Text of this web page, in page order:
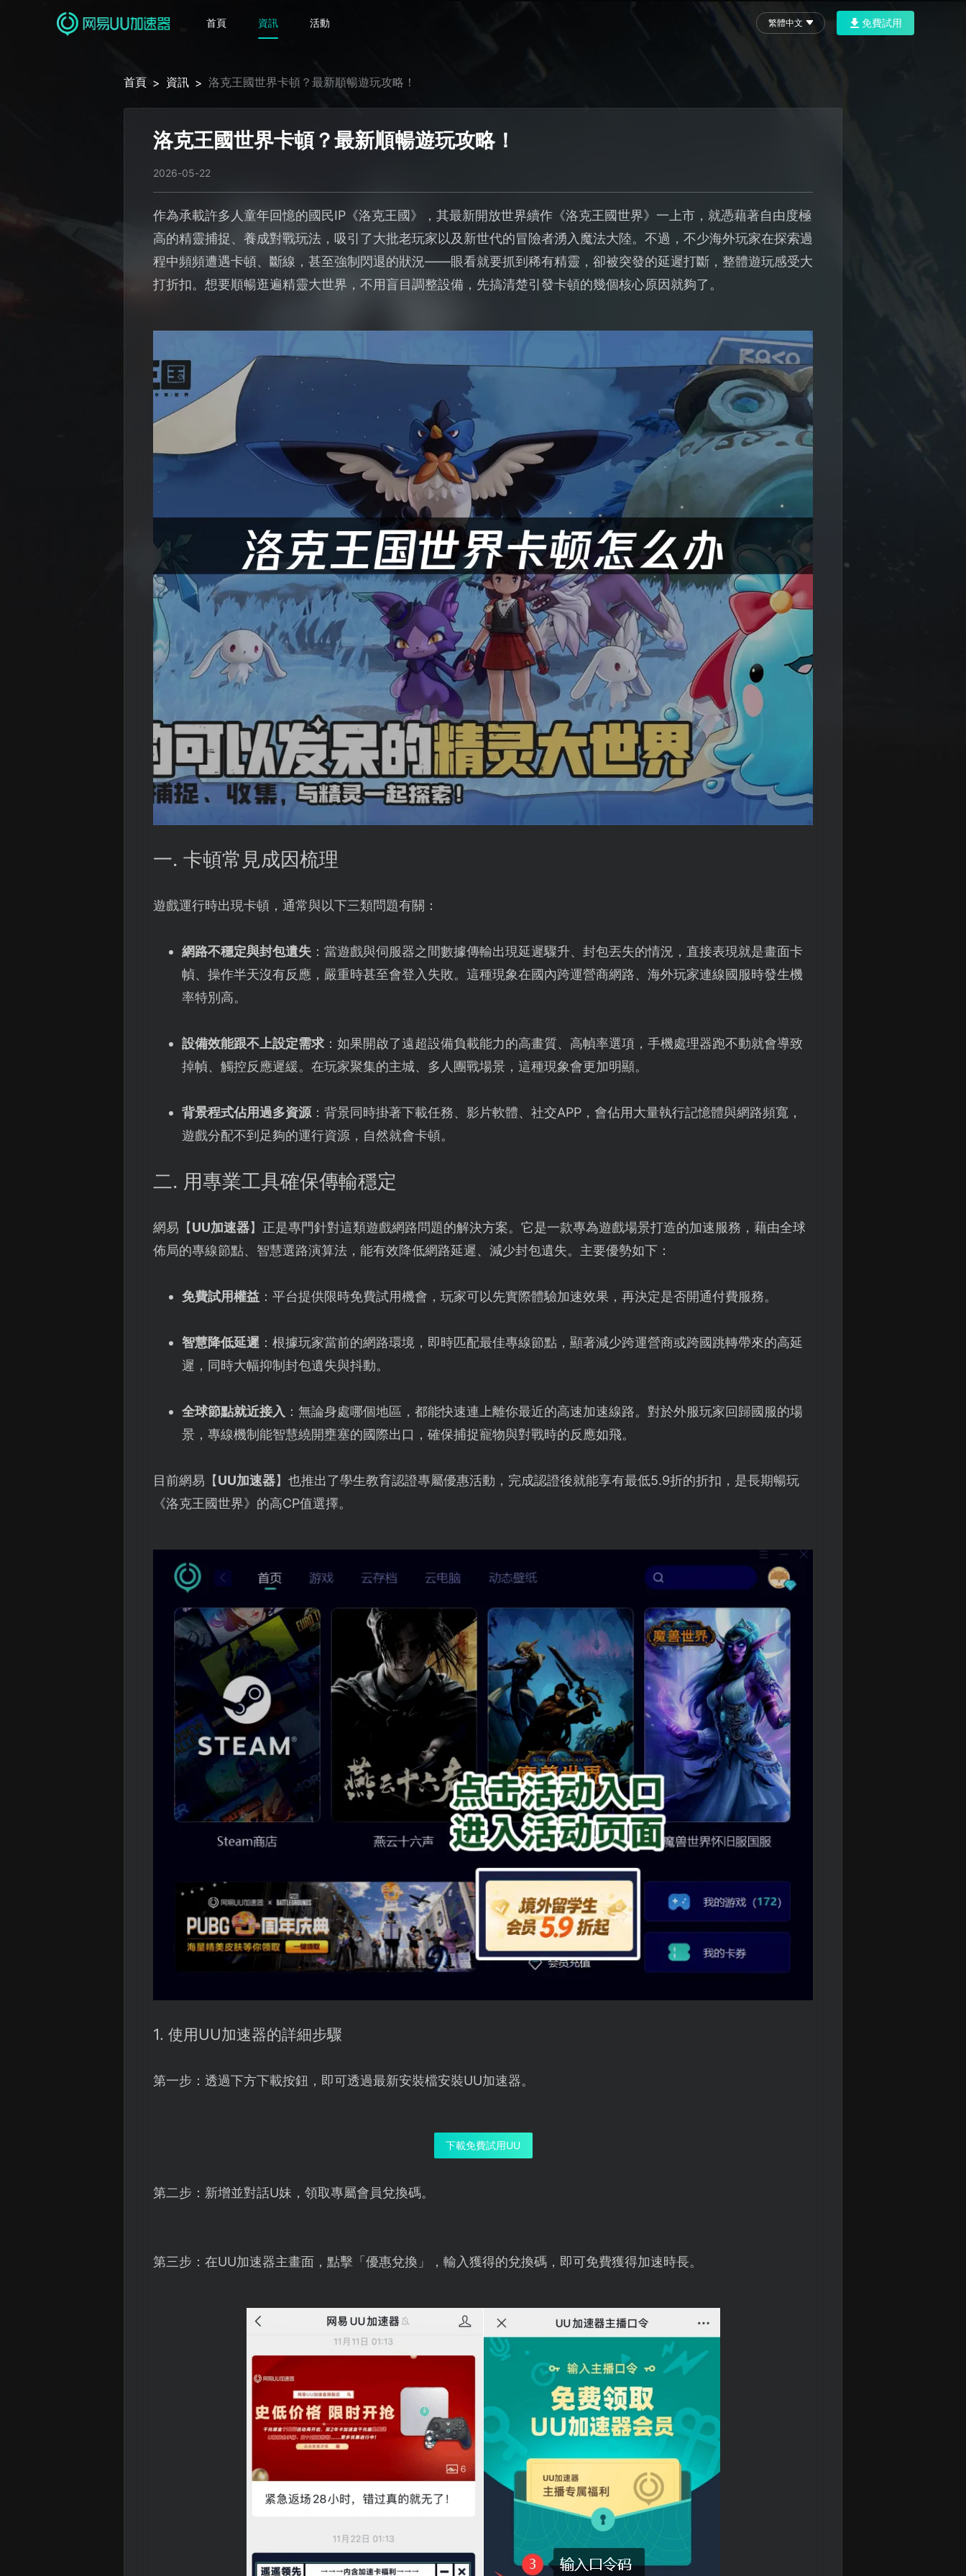
首頁 資訊 活動 繁體中文 免費試用
首頁 > 資訊 > 洛克王國世界卡頓？最新順暢遊玩攻略！
洛克王國世界卡頓？最新順暢遊玩攻略！
2026-05-22
作為承載許多人童年回憶的國民IP《洛克王國》，其最新開放世界續作《洛克王國世界》一上市，就憑藉著自由度極
高的精靈捕捉、養成對戰玩法，吸引了大批老玩家以及新世代的冒險者湧入魔法大陸。不過，不少海外玩家在探索過
程中頻頻遭遇卡頓、斷線，甚至強制閃退的狀況——眼看就要抓到稀有精靈，卻被突發的延遲打斷，整體遊玩感受大
打折扣。想要順暢逛遍精靈大世界，不用盲目調整設備，先搞清楚引發卡頓的幾個核心原因就夠了。
一. 卡頓常見成因梳理
遊戲運行時出現卡頓，通常與以下三類問題有關：
網路不穩定與封包遺失：當遊戲與伺服器之間數據傳輸出現延遲驟升、封包丟失的情況，直接表現就是畫面卡
幀、操作半天沒有反應，嚴重時甚至會登入失敗。這種現象在國內跨運營商網路、海外玩家連線國服時發生機
率特別高。
設備效能跟不上設定需求：如果開啟了遠超設備負載能力的高畫質、高幀率選項，手機處理器跑不動就會導致
掉幀、觸控反應遲緩。在玩家聚集的主城、多人團戰場景，這種現象會更加明顯。
背景程式佔用過多資源：背景同時掛著下載任務、影片軟體、社交APP，會佔用大量執行記憶體與網路頻寬，
遊戲分配不到足夠的運行資源，自然就會卡頓。
二. 用專業工具確保傳輸穩定
網易【UU加速器】正是專門針對這類遊戲網路問題的解決方案。它是一款專為遊戲場景打造的加速服務，藉由全球
佈局的專線節點、智慧選路演算法，能有效降低網路延遲、減少封包遺失。主要優勢如下：
免費試用權益：平台提供限時免費試用機會，玩家可以先實際體驗加速效果，再決定是否開通付費服務。
智慧降低延遲：根據玩家當前的網路環境，即時匹配最佳專線節點，顯著減少跨運營商或跨國跳轉帶來的高延
遲，同時大幅抑制封包遺失與抖動。
全球節點就近接入 ：無論身處哪個地區，都能快速連上離你最近的高速加速線路。對於外服玩家回歸國服的場
景，專線機制能智慧繞開壅塞的國際出口，確保捕捉寵物與對戰時的反應如飛。
目前網易【UU加速器】也推出了學生教育認證專屬優惠活動，完成認證後就能享有最低5.9折的折扣，是長期暢玩
《洛克王國世界》的高CP值選擇。
1. 使用UU加速器的詳細步驟
第一步：透過下方下載按鈕，即可透過最新安裝檔安裝UU加速器。
下載免費試用UU
第二步：新增並對話U妹，領取專屬會員兌換碼。
第三步：在UU加速器主畫面，點擊「優惠兌換」，輸入獲得的兌換碼，即可免費獲得加速時長。